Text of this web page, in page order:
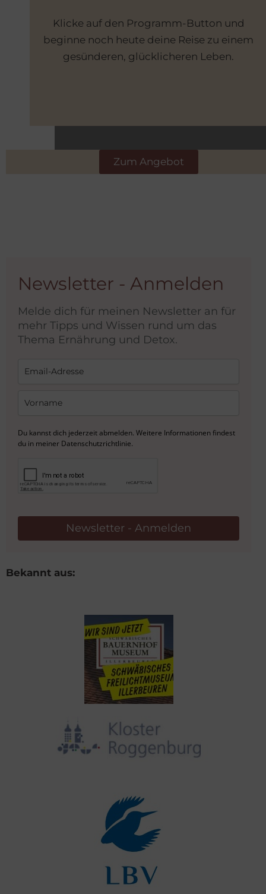
Klicke auf den Programm-Button und
beginne noch heute deine Reise zu einem
gesünderen, glücklicheren Leben.
Zum Angebot
Newsletter - Anmelden
Melde dich für meinen Newsletter an für
mehr Tipps und Wissen rund um das
Thema Ernährung und Detox.
Du kannst dich jederzeit abmelden. Weitere Informationen findest
du in meiner Datenschutzrichtlinie.
Newsletter - Anmelden
Bekannt aus: